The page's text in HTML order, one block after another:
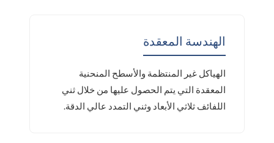
الهندسة المعقدة
الهياكل غير المنتظمة والأسطح المنحنية
المعقدة التي يتم الحصول عليها من خلال ثني
اللفائف ثلاثي الأبعاد وثني التمدد عالي الدقة.